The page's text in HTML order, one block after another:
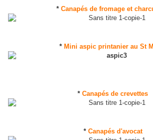
* Canapés de fromage et
* Mini aspic printanier au St
* Canapés de crevettes
* Canapés d'avocat